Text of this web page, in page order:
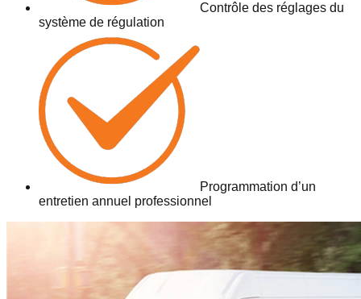
Contrôle des réglages du
système de régulation
Programmation d’un
entretien annuel professionnel